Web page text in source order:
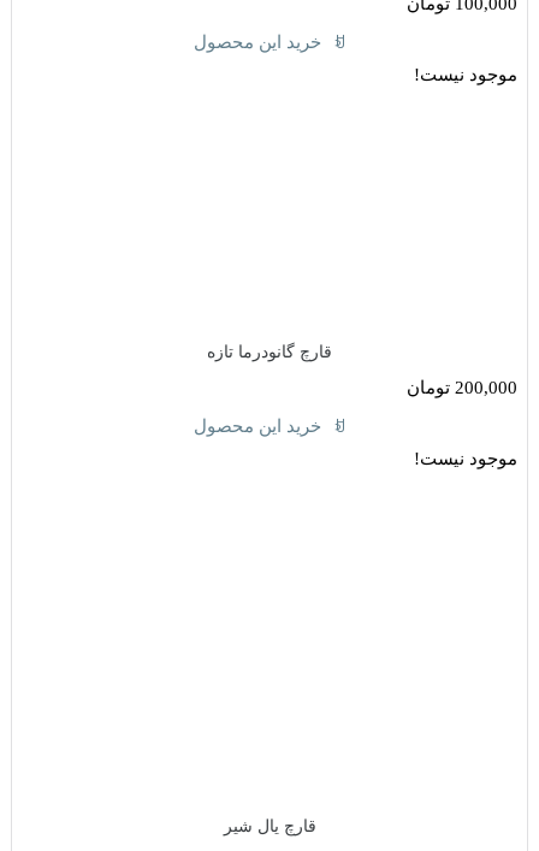
100,000 تومان
خرید این محصول
موجود نیست!
قارچ گانودرما تازه
200,000 تومان
خرید این محصول
موجود نیست!
قارچ یال شیر